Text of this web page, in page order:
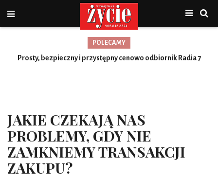
POLECAMY
Prosty, bezpieczny i przystępny cenowo odbiornik Radia 7
Nowa jakość, więcej możliwości
JAKIE CZEKAJĄ NAS
PROBLEMY, GDY NIE
ZAMKNIEMY TRANSAKCJI
ZAKUPU?